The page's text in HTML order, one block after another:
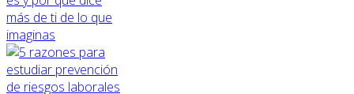
más de ti de lo que
imaginas